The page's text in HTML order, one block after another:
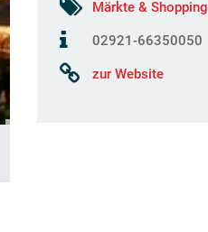
Märkte & Shopping
02921-66350050
zur Website